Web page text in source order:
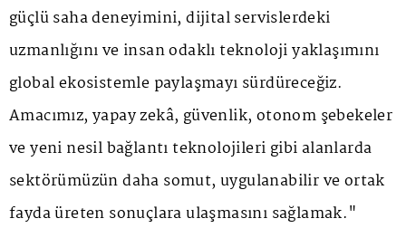
güçlü saha deneyimini, dijital servislerdeki
uzmanlığını ve insan odaklı teknoloji yaklaşımını
global ekosistemle paylaşmayı sürdüreceğiz.
Amacımız, yapay zekâ, güvenlik, otonom şebekeler
ve yeni nesil bağlantı teknolojileri gibi alanlarda
sektörümüzün daha somut, uygulanabilir ve ortak
fayda üreten sonuçlara ulaşmasını sağlamak."